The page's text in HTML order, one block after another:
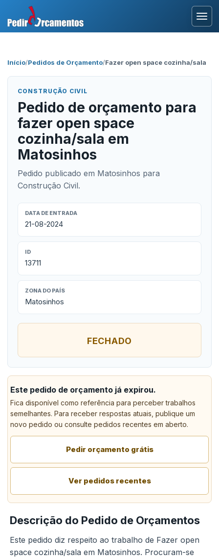
Início/Pedidos de Orçamento/Fazer open space cozinha/sala
CONSTRUÇÃO CIVIL
Pedido de orçamento para
fazer open space
cozinha/sala em
Matosinhos
Pedido publicado em Matosinhos para
Construção Civil.
DATA DE ENTRADA
21-08-2024
ID
13711
ZONA DO PAÍS
Matosinhos
FECHADO
Este pedido de orçamento já expirou.
Fica disponível como referência para perceber trabalhos
semelhantes. Para receber respostas atuais, publique um
novo pedido ou consulte pedidos recentes em aberto.
Pedir orçamento grátis
Ver pedidos recentes
Descrição do Pedido de Orçamentos
Este pedido diz respeito ao trabalho de Fazer open
space cozinha/sala em Matosinhos. Procuram-se
Área Profissional
Como Funciona?
Testemunhos